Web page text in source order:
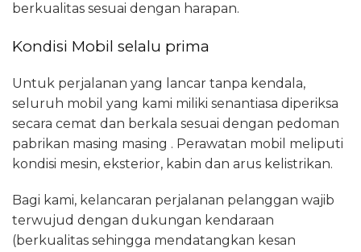
berkualitas sesuai dengan harapan.
Kondisi Mobil selalu prima
Untuk perjalanan yang lancar tanpa kendala,
seluruh mobil yang kami miliki senantiasa diperiksa
secara cemat dan berkala sesuai dengan pedoman
pabrikan masing masing . Perawatan mobil meliputi
kondisi mesin, eksterior, kabin dan arus kelistrikan.
Bagi kami, kelancaran perjalanan pelanggan wajib
terwujud dengan dukungan kendaraan
(berkualitas sehingga mendatangkan kesan